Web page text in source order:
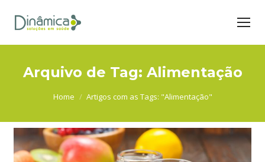
Arquivo de Tag: Alimentação
You are here:
Home Artigos com as Tags: "Alimentação"